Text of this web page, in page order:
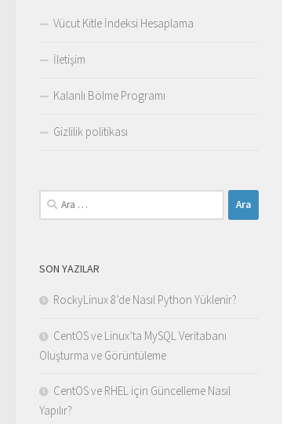
Vücut Kitle İndeksi Hesaplama
İletişim
Kalanlı Bölme Programı
Gizlilik politikası
Arama:
SON YAZILAR
RockyLinux 8’de Nasıl Python Yüklenir?
CentOS ve Linux’ta MySQL Veritabanı
Oluşturma ve Görüntüleme
CentOS ve RHEL için Güncelleme Nasıl
Yapılır?